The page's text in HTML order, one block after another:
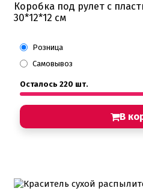
Коробка под рулет с
30*12*12 см
Розница
Самовывоз
Осталось 220 шт.
В